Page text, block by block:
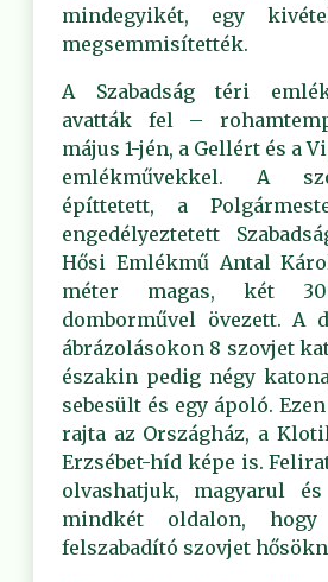
mindegyikét, egy
megsemmisítették.
A Szabadság téri
avatták fel –
május 1-jén, a Gellért és a
emlékművekkel. A
építtetett, a
engedélyeztetett
Hősi Emlékmű Antal
méter magas, két
domborművel övezett. A
ábrázolásokon 8 szovjet
északin pedig négy
sebesült és egy ápoló.
rajta az Országház, a
Erzsébet-híd képe is.
olvashatjuk, magyarul
mindkét oldalon, hogy
felszabadító szovjet